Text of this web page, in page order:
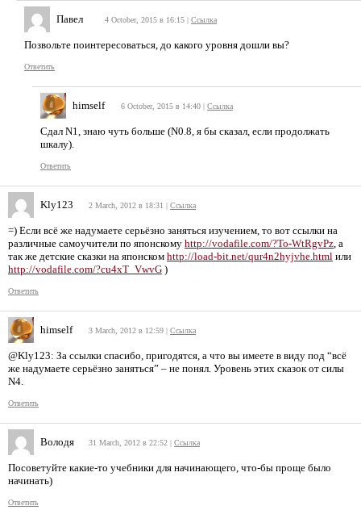
Павел 4 October, 2015 в 16:15 | Ссылка
Позвольте поинтересоваться, до какого уровня дошли вы?
Ответить
himself 6 October, 2015 в 14:40 | Ссылка
Сдал N1, знаю чуть больше (N0.8, я бы сказал, если продолжать
шкалу).
Ответить
Kly123 2 March, 2012 в 18:31 | Ссылка
=) Если всё же надумаете серьёзно заняться изучением, то вот ссылки на
различные самоучители по японскому http://vodafile.com/?To-WtRgvPz , а
так же детские сказки на японском http://load-bit.net/qur4n2hyjvhe.html или
http://vodafile.com/?cu4xT_VwvG )
Ответить
himself 3 March, 2012 в 12:59 | Ссылка
@Kly123: За ссылки спасибо, пригодятся, а что вы имеете в виду под “всё
же надумаете серьёзно заняться” – не понял. Уровень этих сказок от силы
N4.
Ответить
Володя 31 March, 2012 в 22:52 | Ссылка
Посоветуйте какие-то учебники для начинающего, что-бы проще было
начинать)
Ответить